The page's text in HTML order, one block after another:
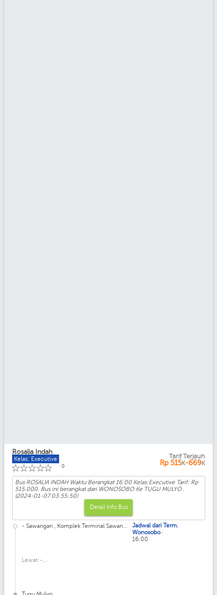
Rosalia Indah
Kelas: Executive
☆
☆
☆
☆
☆ 0
Tarif Terjauh
Rp 515K-669K
Bus ROSALIA INDAH Waktu Berangkat 16:00 Kelas:Executive Tarif: Rp
515.000. Bus ini berangkat dari WONOSOBO Ke TUGU MULYO .
(2024-01-07 03:55:50)
Detail Info Bus
- Sawangan , Komplek Terminal Sawan...
Lewat:-...
Jadwal dari Term.
Wonosobo :
16:00